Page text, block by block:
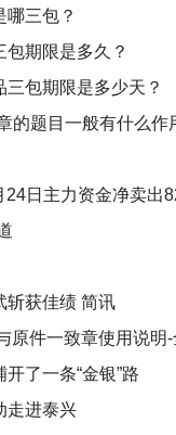
三包？
期限是多久？
包期限是多少天？
的题目一般有什么作
日主力资金净卖出
斩获佳绩 简讯
原件一致章使用说明
了一条“金银”路
走进泰兴